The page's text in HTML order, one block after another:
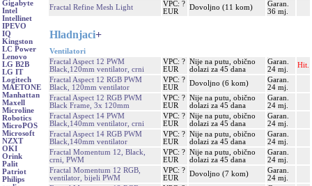
Gigabyte
Intel
Intellinet
IPEVO
IQ
Kingston
LC Power
Lenovo
LG B2B
LG IT
Logitech
MAETONE
Manhattan
Maxell
Microline
Robotics
MicroPOS
Microsoft
NZXT
OKI
Orink
Palit
Patriot
Philips
Fractal Refine Mesh Light
VPC: ?
EUR
Dovoljno (11 kom)
Garan.
36 mj.
Hladnjaci+
Ventilatori
Fractal Aspect 12 PWM
Black,120mm ventilator, crni
VPC: ?
EUR
Nije na putu, obično
dolazi za 45 dana
Garan.
24 mj.
Hit.
Fractal Aspect 12 RGB PWM
Black, 120mm ventilator
VPC: ?
EUR
Dovoljno (6 kom)
Garan.
24 mj.
Fractal Aspect 12 RGB PWM
Black Frame, 3x 120mm
VPC: ?
EUR
Nije na putu, obično
dolazi za 45 dana
Garan.
24 mj.
Fractal Aspect 14 PWM
Black,140mm ventilator, crni
VPC: ?
EUR
Nije na putu, obično
dolazi za 45 dana
Garan.
24 mj.
Fractal Aspect 14 RGB PWM
Black,140mm ventilator
VPC: ?
EUR
Nije na putu, obično
dolazi za 45 dana
Garan.
24 mj.
Fractal Momentum 12, Black,
crni, PWM
VPC: ?
EUR
Nije na putu, obično
dolazi za 45 dana
Garan.
24 mj.
Fractal Momentum 12 RGB,
ventilator, bijeli PWM
VPC: ?
EUR
Dovoljno (7 kom)
Garan.
24 mj.